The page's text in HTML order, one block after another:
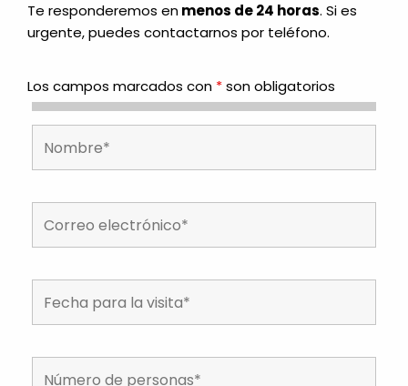
Te responderemos enmenos de 24 horas. Si es
urgente, puedes contactarnos por teléfono.
Los campos marcados con *son obligatorios